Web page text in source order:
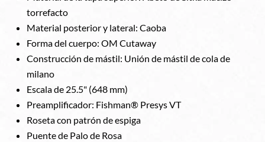
torrefacto
Material posterior y lateral: Caoba
Forma del cuerpo: OM Cutaway
Construcción de mástil: Unión de mástil de cola de
milano
Escala de 25.5" (648 mm)
Preamplificador: Fishman® Presys VT
Roseta con patrón de espiga
Puente de Palo de Rosa